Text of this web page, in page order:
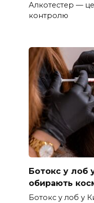
Алкотестер —
контролю
Ботокс у лоб
обирають
Ботокс у лоб у